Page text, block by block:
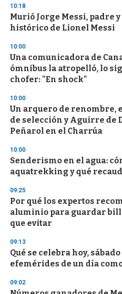
s
e
c
o
d
s
10:18
Murió Jorge Messi, padre
histórico de Lionel Messi
10:00
Una comunicadora de
ómnibus la atropelló, lo
chofer: "En shock"
10:00
Un arquero de renombre,
de selección y Aguirre de
Peñarol en el Charrúa
10:00
Senderismo en el agua:
aquatrekking y qué
09:25
Por qué los expertos
aluminio para guardar
que evitar
09:13
Qué se celebra hoy,
efemérides de un día
09:02